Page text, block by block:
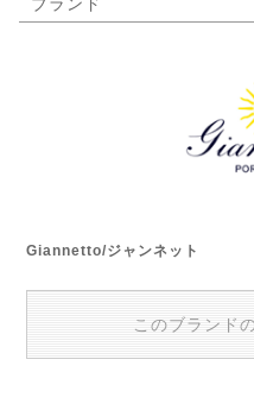
Giannetto/ジャンネット
このブランド